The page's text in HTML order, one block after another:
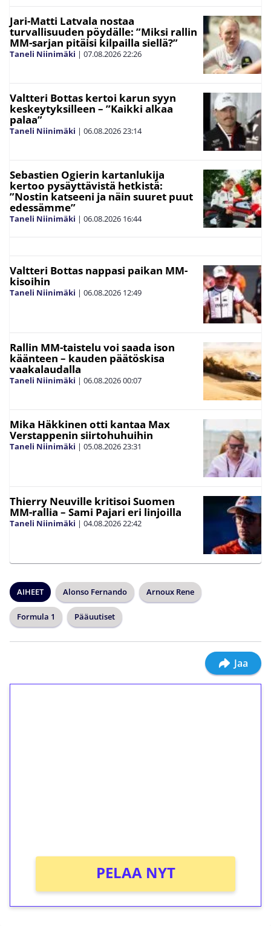
Jari-Matti Latvala nostaa
turvallisuuden pöydälle: ”Miksi rallin
MM-sarjan pitäisi kilpailla siellä?”
Taneli Niinimäki | 07.08.202622:26
Valtteri Bottas kertoi karun syyn
keskeytyksilleen – ”Kaikki alkaa
palaa”
Taneli Niinimäki | 06.08.202623:14
Sebastien Ogierin kartanlukija
kertoo pysäyttävistä hetkistä:
”Nostin katseeni ja näin suuret puut
edessämme”
Taneli Niinimäki | 06.08.2026 16:44
Valtteri Bottas nappasi paikan MM-
kisoihin
Taneli Niinimäki | 06.08.2026 12:49
Rallin MM-taistelu voi saada ison
käänteen – kauden päätöskisa
vaakalaudalla
Taneli Niinimäki | 06.08.202600:07
Mika Häkkinen otti kantaa Max
Verstappenin siirtohuhuihin
Taneli Niinimäki | 05.08.202623:31
Thierry Neuville kritisoi Suomen
MM-rallia – Sami Pajari eri linjoilla
Taneli Niinimäki | 04.08.202622:42
AIHEET Alonso Fernando Arnoux Rene
Formula 1 Pääuutiset
Jaa
PELAA NYT